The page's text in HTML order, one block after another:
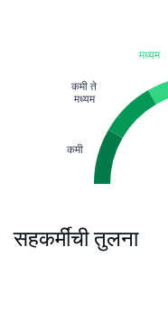
कमी
कमी ते
मध्यम
मध्यम
सहकर्मींची तुलना